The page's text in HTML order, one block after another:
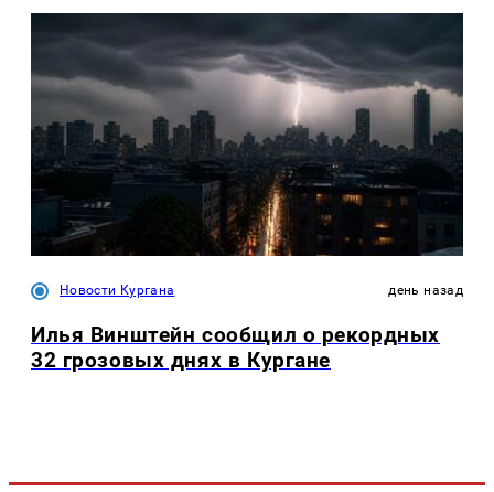
Новости Кургана день назад
Илья Винштейн сообщил о рекордных
32 грозовых днях в Кургане